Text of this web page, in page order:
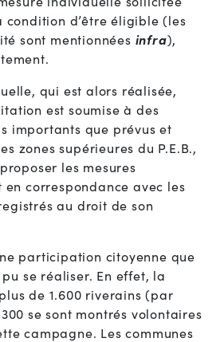
d’être éligible (les
sont mentionnées infra),
qui est alors réalisée,
est soumise à des
importants que prévus et
zones supérieures du P.E.B.,
les mesures
en correspondance avec les
au droit de son
participation citoyenne que
se réaliser. En effet, la
de 1.600 riverains (par
se sont montrés volontaires
campagne. Les communes